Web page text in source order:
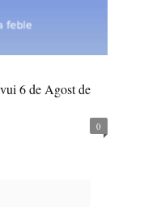
6 de Agost de
0